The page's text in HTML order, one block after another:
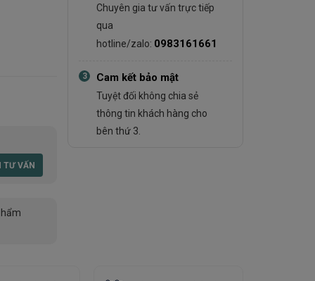
Chuyên gia tư vấn trực tiếp
qua
hotline/zalo: 0983161661
3 Cam kết bảo mật
Tuyệt đối không chia sẻ
thông tin khách hàng cho
bên thứ 3.